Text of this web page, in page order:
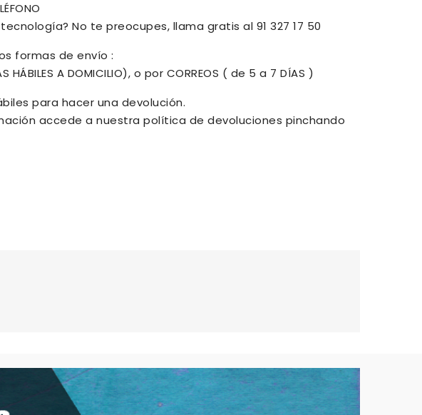
No te preocupes, llama gratis al 91 327 17 50
formas de envío :
HÁBILES A DOMICILIO), o por CORREOS ( de 5 a 7 DÍAS )
para hacer una devolución.
accede a nuestra política de devoluciones pinchando